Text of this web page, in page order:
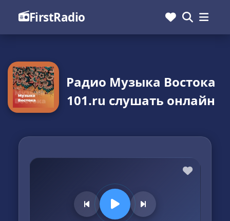
FirstRadio
Радио Музыка Востока
101.ru слушать онлайн